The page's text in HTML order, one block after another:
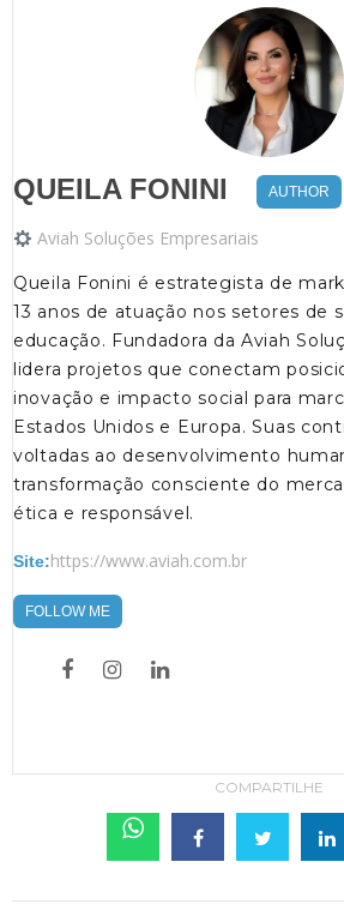
QUEILA FONINI AUTHOR
Aviah Soluções Empresariais
Queila Fonini é estrategista de
13 anos de atuação nos setores de
educação. Fundadora da Aviah
lidera projetos que conectam
inovação e impacto social para
Estados Unidos e Europa. Suas
voltadas ao desenvolvimento
transformação consciente do
ética e responsável.
Site:https://www.aviah.com.br
FOLLOW ME
COMPARTILHE